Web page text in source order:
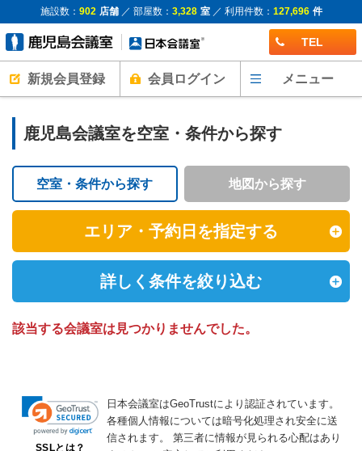
施設数： 902 店舗／ 部屋数： 3,328 室／ 利用件数： 127,696 件
TEL
新規会員登録 会員ログイン メニュー
鹿児島会議室を空室・条件から探す
空室・条件から探す 地図から探す
エリア・予約日を指定する
詳しく条件を絞り込む
該当する会議室は見つかりませんでした。
SSLとは？
日本会議室はGeoTrustにより認証されています。
各種個人情報については暗号化処理され安全に送
信されます。
第三者に情報が見られる心配はあり